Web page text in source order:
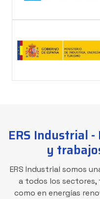
ERS Industrial
y
ERS Industrial somos
a todos los
como en energías